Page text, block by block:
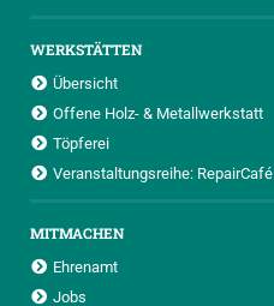
WERKSTÄTTEN
Übersicht
Offene Holz- & Metallwerkstatt
Töpferei
Veranstaltungsreihe: RepairCafé
MITMACHEN
Ehrenamt
Jobs